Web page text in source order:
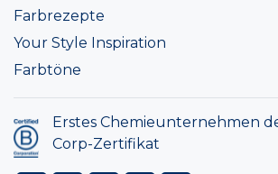
Farbrezepte
Your Style Inspiration
Farbtöne
Erstes Chemieunternehmen
Corp-Zertifikat